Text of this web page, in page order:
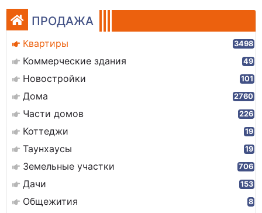
ПРОДАЖА
Квартиры 3498
Коммерческие здания 49
Новостройки 101
Дома 2760
Части домов 226
Коттеджи 19
Таунхаусы 19
Земельные участки 706
Дачи 153
Общежития 8